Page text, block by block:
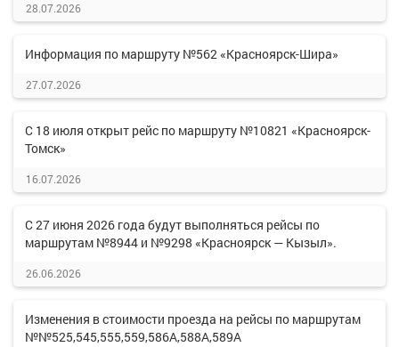
28.07.2026
Информация по маршруту №562 «Красноярск-Шира»
27.07.2026
С 18 июля открыт рейс по маршруту №10821 «Красноярск-
Томск»
16.07.2026
С 27 июня 2026 года будут выполняться рейсы по
маршрутам №8944 и №9298 «Красноярск — Кызыл».
26.06.2026
Изменения в стоимости проезда на рейсы по маршрутам
№№525,545,555,559,586А,588А,589А